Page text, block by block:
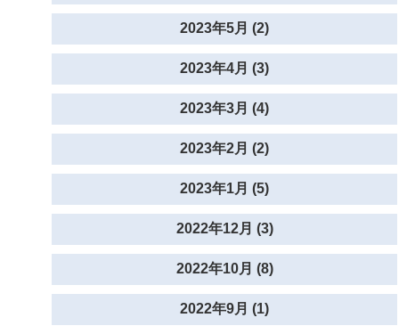
2023年5月 (2)
2023年4月 (3)
2023年3月 (4)
2023年2月 (2)
2023年1月 (5)
2022年12月 (3)
2022年10月 (8)
2022年9月 (1)